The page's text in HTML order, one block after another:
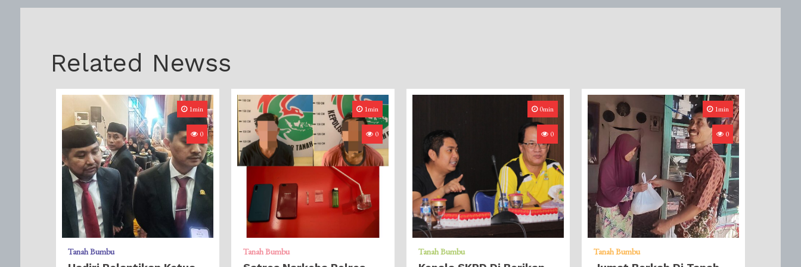
Related Newss
1min
0
Tanah Bumbu
1min
0
Tanah Bumbu
0min
0
Tanah Bumbu
1min
0
Tanah Bumbu